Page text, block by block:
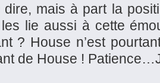
dire, mais à part la
lie aussi à cette
? House n’est
de House !